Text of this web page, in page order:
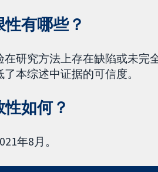
有哪些？
在研究方法上存在缺陷或未完
本综述中证据的可信度。
如何？
年8月。